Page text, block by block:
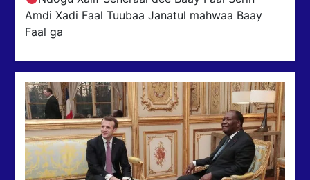
Amdi Xadi Faal Tuubaa Janatul mahwaa Baay
Faal ga